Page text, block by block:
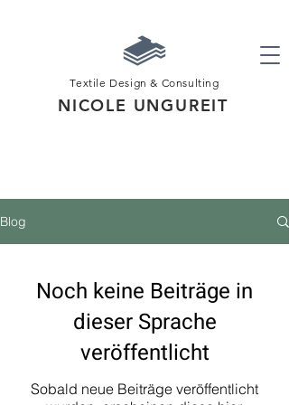
Textile Design & Consulting
NICOLE UNGUREIT
Blog
Noch keine Beiträge in
dieser Sprache
veröffentlicht
Sobald neue Beiträge veröffentlicht